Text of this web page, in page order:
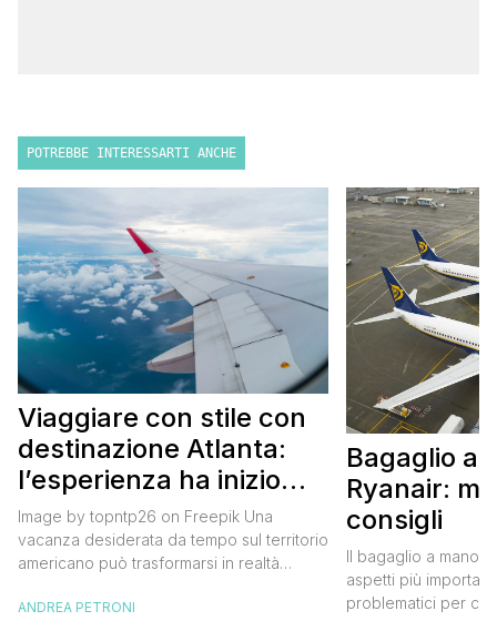
POTREBBE INTERESSARTI ANCHE
Viaggiare con stile con
destinazione Atlanta:
l’esperienza ha inizio
con un volo Air France
Image by topntp26 on Freepik Una
vacanza desiderata da tempo sul territorio
americano può trasformarsi in realtà
France. Tale realtà, fondata nel 1933, ha
ANDREA PETRONI
Bagaglio a
Ryanair:
consigli
Il bagaglio a mano
aspetti più
problematici per chi